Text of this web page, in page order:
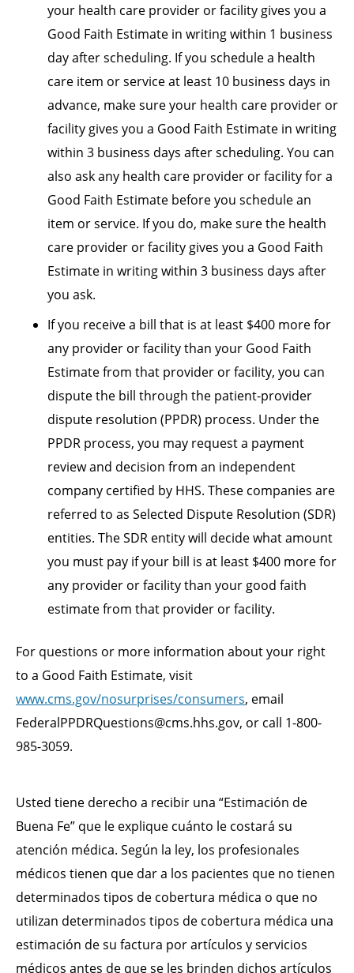
your health care provider or facility gives you a
Good Faith Estimate in writing within 1 business
day after scheduling. If you schedule a health
care item or service at least 10 business days in
advance, make sure your health care provider or
facility gives you a Good Faith Estimate in writing
within 3 business days after scheduling. You can
also ask any health care provider or facility for a
Good Faith Estimate before you schedule an
item or service. If you do, make sure the health
care provider or facility gives you a Good Faith
Estimate in writing within 3 business days after
you ask.
If you receive a bill that is at least $400 more for
any provider or facility than your Good Faith
Estimate from that provider or facility, you can
dispute the bill through the patient-provider
dispute resolution (PPDR) process. Under the
PPDR process, you may request a payment
review and decision from an independent
company certified by HHS. These companies are
referred to as Selected Dispute Resolution (SDR)
entities. The SDR entity will decide what amount
you must pay if your bill is at least $400 more for
any provider or facility than your good faith
estimate from that provider or facility.
For questions or more information about your right
to a Good Faith Estimate, visit
www.cms.gov/nosurprises/consumers, email
FederalPPDRQuestions@cms.hhs.gov, or call 1-800-
985-3059.
Usted tiene derecho a recibir una “Estimación de
Buena Fe” que le explique cuánto le costará su
atención médica. Según la ley, los profesionales
médicos tienen que dar a los pacientes que no tienen
determinados tipos de cobertura médica o que no
utilizan determinados tipos de cobertura médica una
estimación de su factura por artículos y servicios
médicos antes de que se les brinden dichos artículos